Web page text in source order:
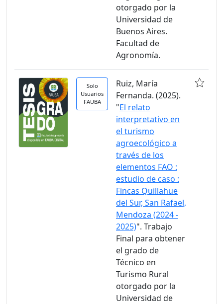
otorgado por la
Universidad de
Buenos Aires.
Facultad de
Agronomía.
Solo
Usuarios
FAUBA
Ruiz, María
Fernanda. (2025).
"El relato
interpretativo en
el turismo
agroecológico a
través de los
elementos FAO :
estudio de caso :
Fincas Quillahue
del Sur, San Rafael,
Mendoza (2024 -
2025)". Trabajo
Final para obtener
el grado de
Técnico en
Turismo Rural
otorgado por la
Universidad de